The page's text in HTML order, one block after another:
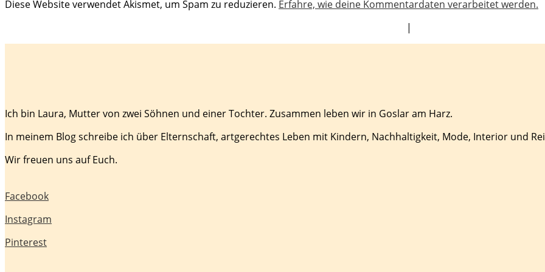
Diese Website verwendet Akismet, um Spam zu reduzieren. Erfahre, wie deine Kommentardaten verarbeitet werden.
|
Ich bin Laura, Mutter von zwei Söhnen und einer Tochter. Zusammen leben wir in Goslar am Harz.
In meinem Blog schreibe ich über Elternschaft, artgerechtes Leben mit Kindern, Nachhaltigkeit, Mode, Interior und
Wir freuen uns auf Euch.
Facebook
Instagram
Pinterest